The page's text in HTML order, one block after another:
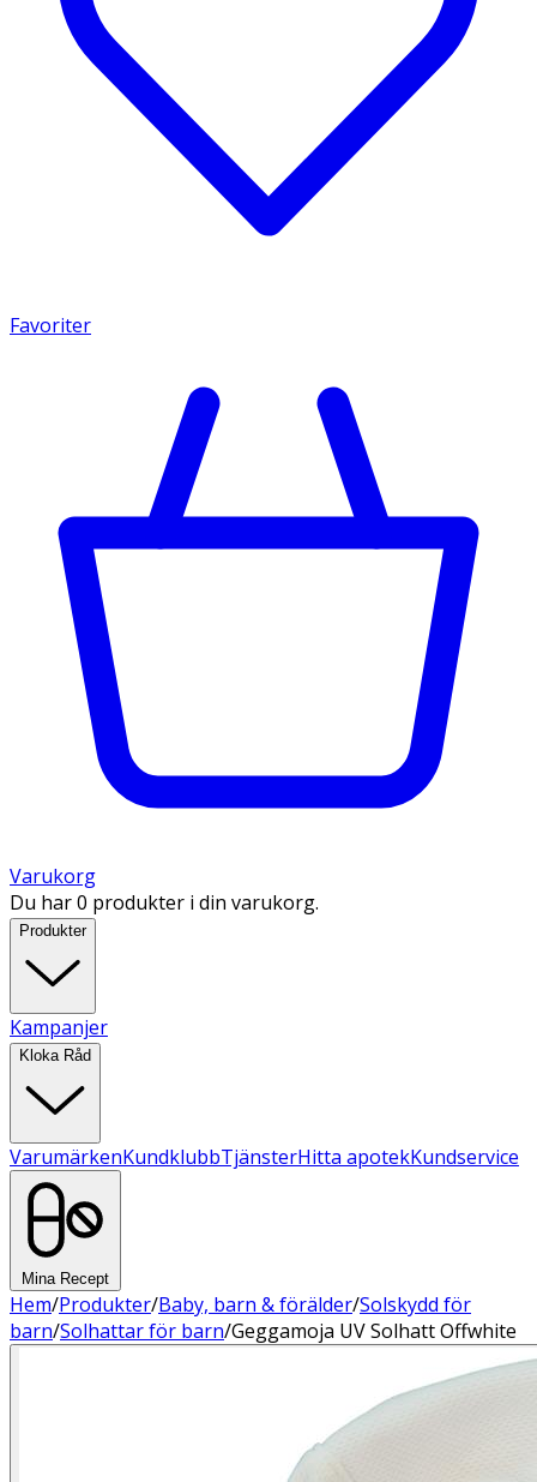
Favoriter
Varukorg
Du har 0 produkter i din varukorg.
Produkter
Kampanjer
Kloka Råd
VarumärkenKundklubbTjänsterHitta apotekKundservice
Mina Recept
Hem/Produkter/Baby, barn & förälder/Solskydd för
barn/Solhattar för barn/Geggamoja UV Solhatt Offwhite